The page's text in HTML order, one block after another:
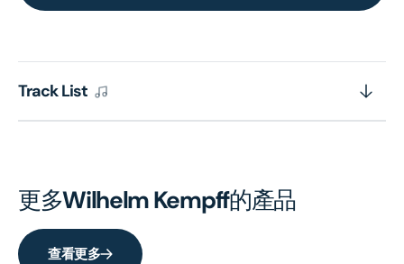
Track List
更多Wilhelm Kempff的產品
查看更多